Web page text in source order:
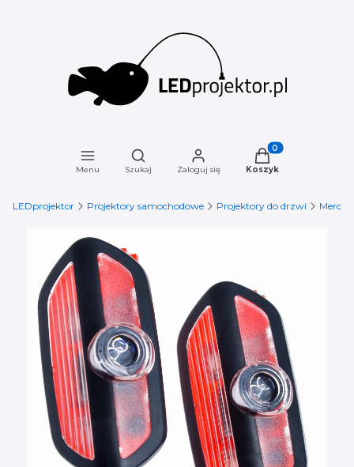
Menu
Otwórz wyszukiwarkę
Szukaj Zaloguj się
Produkty w
Koszyk
LEDprojektor Projektory samochodowe Projektory do drzwi